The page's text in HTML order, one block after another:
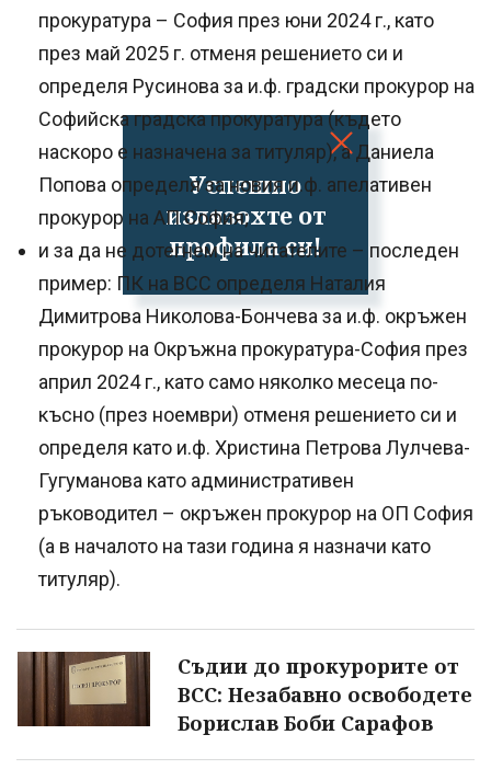
Успешно
излязохте от
профила си!
прокуратура – София през юни 2024 г., като
през май 2025 г. отменя решението си и
определя Русинова за и.ф. градски прокурор на
Софийска градска прокуратура (където
наскоро е назначена за титуляр), а Даниела
Попова определя за новия и.ф. апелативен
прокурор на АП София;
и за да не дотегнем на читателите – последен
пример: ПК на ВСС определя Наталия
Димитрова Николова-Бончева за и.ф. окръжен
прокурор на Окръжна прокуратура-София през
април 2024 г., като само няколко месеца по-
късно (през ноември) отменя решението си и
определя като и.ф. Христина Петрова Лулчева-
Гугуманова като административен
ръководител – окръжен прокурор на ОП София
(а в началото на тази година я назначи като
титуляр).
Съдии до прокурорите от
ВСС: Незабавно освободете
Борислав Боби Сарафов